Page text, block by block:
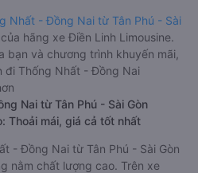
Nhất - Đồng Nai từ Tân Phú - Sài
hãng xe Điền Linh Limousine.
bạn và chương trình khuyến mãi,
đi Thống Nhất - Đồng Nai
Nai từ Tân Phú - Sài Gòn
Thoải mái, giá cả tốt nhất
- Đồng Nai từ Tân Phú - Sài Gòn
nằm chất lượng cao. Trên xe